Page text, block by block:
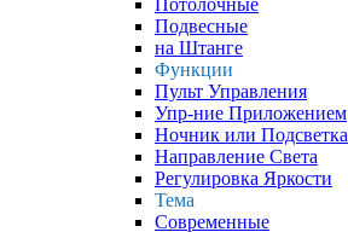
Потолочные
Подвесные
на Штанге
Функции
Пульт Управления
Упр-ние Приложением
Ночник или Подсветка
Направление Света
Регулировка Яркости
Тема
Современные